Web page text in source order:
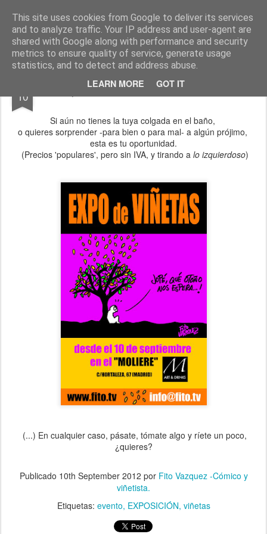
This site uses cookies from Google to deliver its services
and to analyze traffic. Your IP address and user-agent are
shared with Google along with performance and security
metrics to ensure quality of service, generate usage
statistics, and to detect and address abuse.
LEARN MORE GOT IT
Fito Vázquez Viñetas, viñetas y más viñetas.
Home Viñetas Quién soy
10 ¡NUEVA EXPO DE VIÑETAS!
Si aún no tienes la tuya colgada en el baño,
o quieres sorprender -para bien o para mal- a algún prójimo,
esta es tu oportunidad.
(Precios 'populares', pero sin IVA, y tirando a lo izquierdoso)
(...) En cualquier caso, pásate, tómate algo y ríete un poco,
¿quieres?
Publicado 10th September 2012 por Fito Vazquez -Cómico y
viñetista.
Etiquetas: evento EXPOSICIÓN viñetas